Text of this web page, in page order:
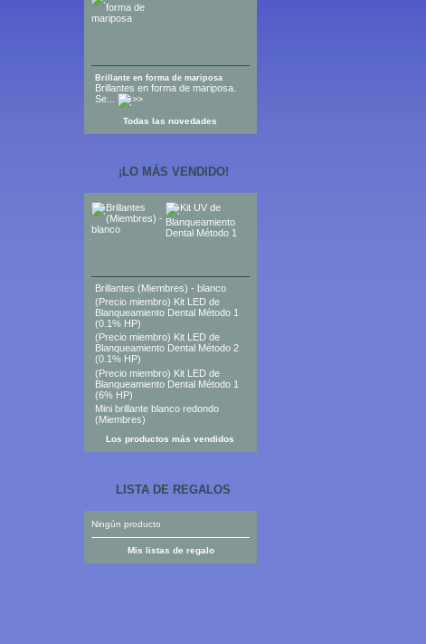
Brillante en forma de mariposa
Brillantes en forma de mariposa.
Se...
Todas las novedades
¡LO MÁS VENDIDO!
Brillantes (Miembres) - blanco
(Precio miembro) Kit LED de
Blanqueamiento Dental Método 1
(0.1% HP)
(Precio miembro) Kit LED de
Blanqueamiento Dental Método 2
(0.1% HP)
(Precio miembro) Kit LED de
Blanqueamiento Dental Método 1
(6% HP)
Mini brillante blanco redondo
(Miembres)
Los productos más vendidos
LISTA DE REGALOS
Ningún producto
Mis listas de regalo